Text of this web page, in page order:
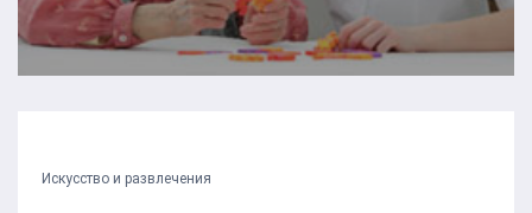
Искусство и развлечения